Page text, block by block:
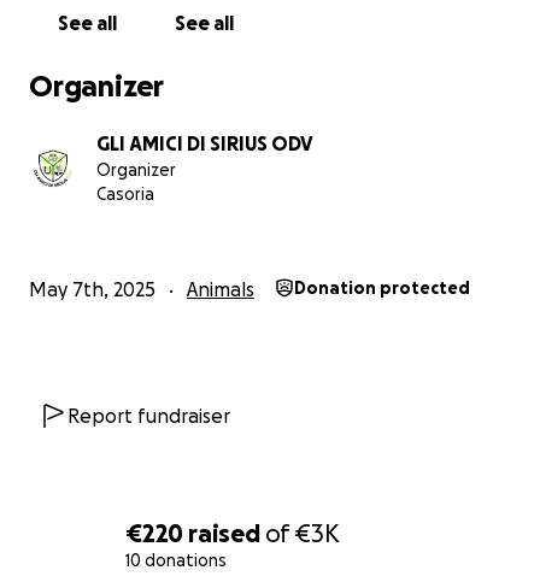
€220 raised of€3K
10 donations
See all See all
Organizer
GLI AMICI DI SIRIUS ODV
Organizer
Casoria
May 7th, 2025 Animals Donation protected
Report fundraiser